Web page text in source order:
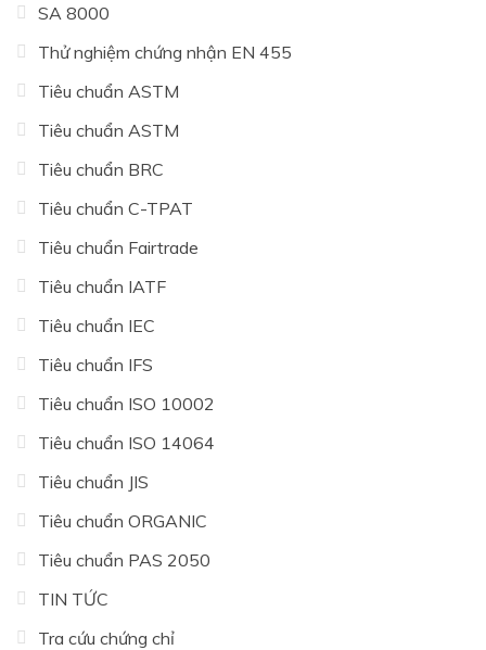
SA 8000
Thử nghiệm chứng nhận EN 455
Tiêu chuẩn ASTM
Tiêu chuẩn ASTM
Tiêu chuẩn BRC
Tiêu chuẩn C-TPAT
Tiêu chuẩn Fairtrade
Tiêu chuẩn IATF
Tiêu chuẩn IEC
Tiêu chuẩn IFS
Tiêu chuẩn ISO 10002
Tiêu chuẩn ISO 14064
Tiêu chuẩn JIS
Tiêu chuẩn ORGANIC
Tiêu chuẩn PAS 2050
TIN TỨC
Tra cứu chứng chỉ